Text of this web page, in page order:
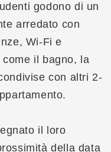
godono di un
arredato con
Wi-Fi e
il bagno, la
con altri 2-
il loro
della data